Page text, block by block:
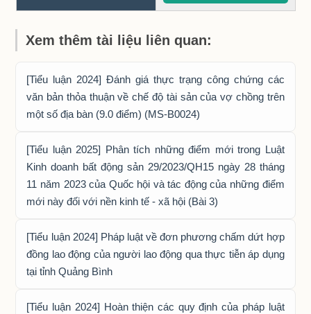
Xem thêm tài liệu liên quan:
[Tiểu luận 2024] Đánh giá thực trạng công chứng các
văn bản thỏa thuận về chế độ tài sản của vợ chồng trên
một số địa bàn (9.0 điểm) (MS-B0024)
[Tiểu luận 2025] Phân tích những điểm mới trong Luật
Kinh doanh bất động sản 29/2023/QH15 ngày 28 tháng
11 năm 2023 của Quốc hội và tác động của những điểm
mới này đối với nền kinh tế - xã hội (Bài 3)
[Tiểu luận 2024] Pháp luật về đơn phương chấm dứt hợp
đồng lao động của người lao động qua thực tiễn áp dụng
tại tỉnh Quảng Bình
[Tiểu luận 2024] Hoàn thiện các quy định của pháp luật